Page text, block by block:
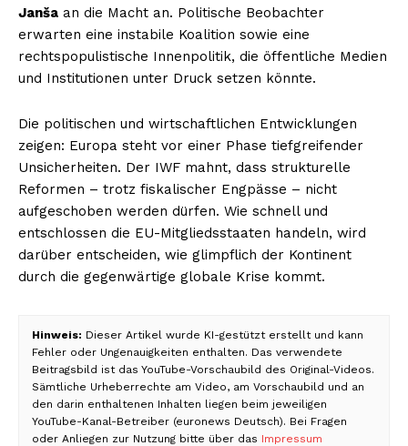
Janša an die Macht an. Politische Beobachter
erwarten eine instabile Koalition sowie eine
rechtspopulistische Innenpolitik, die öffentliche Medien
und Institutionen unter Druck setzen könnte.
Die politischen und wirtschaftlichen Entwicklungen
zeigen: Europa steht vor einer Phase tiefgreifender
Unsicherheiten. Der IWF mahnt, dass strukturelle
Reformen – trotz fiskalischer Engpässe – nicht
aufgeschoben werden dürfen. Wie schnell und
entschlossen die EU-Mitgliedsstaaten handeln, wird
darüber entscheiden, wie glimpflich der Kontinent
durch die gegenwärtige globale Krise kommt.
Hinweis: Dieser Artikel wurde KI-gestützt erstellt und kann
Fehler oder Ungenauigkeiten enthalten. Das verwendete
Beitragsbild ist das YouTube-Vorschaubild des Original-Videos.
Sämtliche Urheberrechte am Video, am Vorschaubild und an
den darin enthaltenen Inhalten liegen beim jeweiligen
YouTube-Kanal-Betreiber (euronews Deutsch). Bei Fragen
oder Anliegen zur Nutzung bitte über das Impressum